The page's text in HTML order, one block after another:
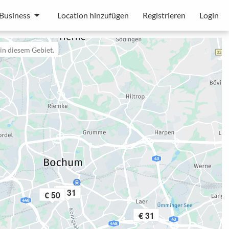
Location hinzufügen Registrieren Login
diesem Gebiet.
€ 31
€ 31
€ 31
€ 50